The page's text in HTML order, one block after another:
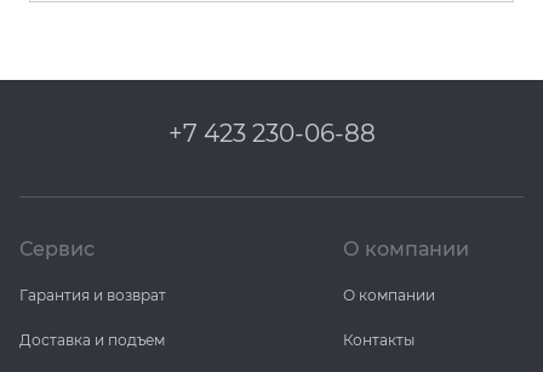
+7 423 230-06-88
Сервис
Гарантия и возврат
Доставка и подъем
О компании
О компании
Контакты